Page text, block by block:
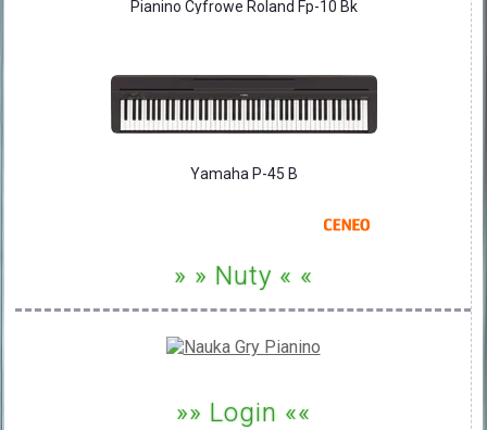
Pianino Cyfrowe Roland Fp-10 Bk
Yamaha P-45 B
» » Nuty « «
»» Login ««